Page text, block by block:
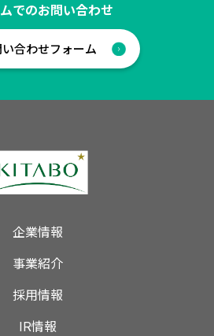
でのお問い合わせ
い合わせフォーム
企業情報
事業紹介
採用情報
IR情報